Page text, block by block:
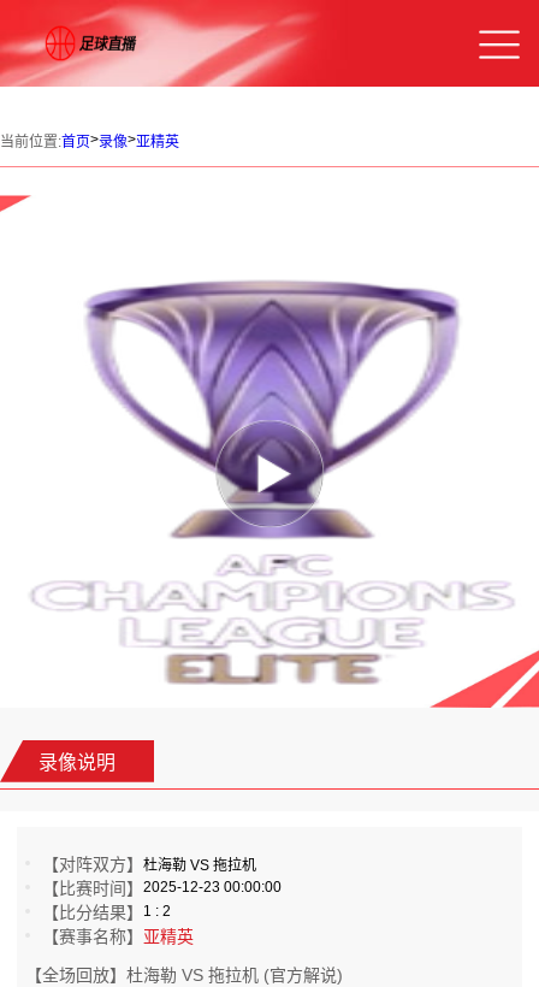
当前位置:首页>录像>亚精英
录像说明
【对阵双方】杜海勒 VS 拖拉机
【比赛时间】2025-12-23 00:00:00
【比分结果】 1 : 2
【赛事名称】 亚精英
【全场回放】杜海勒 VS 拖拉机 (官方解说)